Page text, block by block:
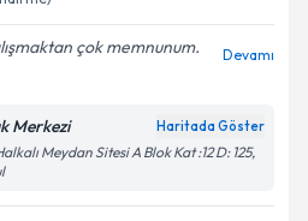
çok memnunum.
Merkezi
Meydan Sitesi A Blok Kat :12 D: 125,